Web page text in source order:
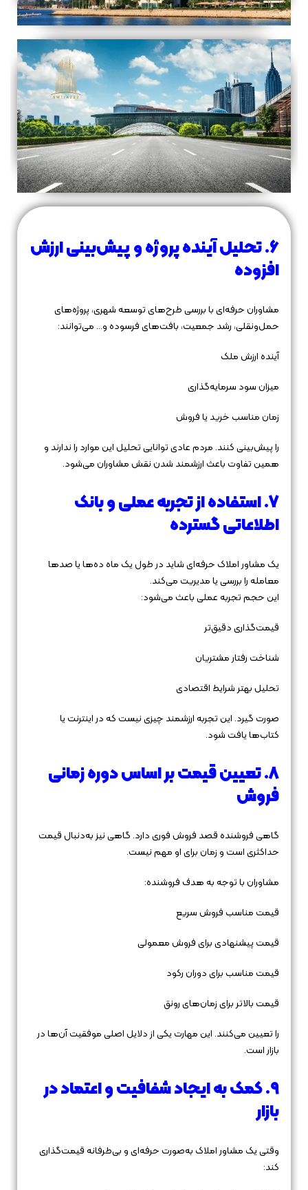
۶. تحلیل آینده پروژه و پیش‌بینی ارزش
افزوده
مشاوران حرفه‌ای با بررسی طرح‌های توسعه شهری، پروژه‌های
حمل‌ونقلی، رشد جمعیت، بافت‌های فرسوده و… می‌توانند:
آینده ارزش ملک
میزان سود سرمایه‌گذاری
زمان مناسب خرید یا فروش
را پیش‌بینی کنند. مردم عادی توانایی تحلیل این موارد را ندارند و
همین تفاوت باعث ارزشمند شدن نقش مشاوران می‌شود.
۷. استفاده از تجربه عملی و بانک
اطلاعاتی گسترده
یک مشاور املاک حرفه‌ای شاید در طول یک ماه ده‌ها یا صدها
معامله را بررسی یا مدیریت می‌کند.
این حجم تجربه عملی باعث می‌شود:
قیمت‌گذاری دقیق‌تر
شناخت رفتار مشتریان
تحلیل بهتر شرایط اقتصادی
صورت گیرد. این تجربه ارزشمند چیزی نیست که در اینترنت یا
کتاب‌ها یافت شود.
۸. تعیین قیمت بر اساس دوره زمانی
فروش
گاهی فروشنده قصد فروش فوری دارد. گاهی نیز به‌دنبال قیمت
حداکثری است و زمان برای او مهم نیست.
مشاوران با توجه به هدف فروشنده:
قیمت مناسب فروش سریع
قیمت پیشنهادی برای فروش معمولی
قیمت مناسب برای دوران رکود
قیمت بالاتر برای زمان‌های رونق
را تعیین می‌کنند. این مهارت یکی از دلایل اصلی موفقیت آن‌ها در
بازار است.
۹. کمک به ایجاد شفافیت و اعتماد در
بازار
وقتی یک مشاور املاک به‌صورت حرفه‌ای و بی‌طرفانه قیمت‌گذاری
کند: